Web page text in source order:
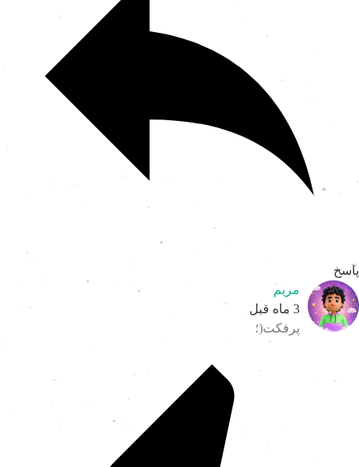
مریم
3 ماه قبل
پرفکت(؛